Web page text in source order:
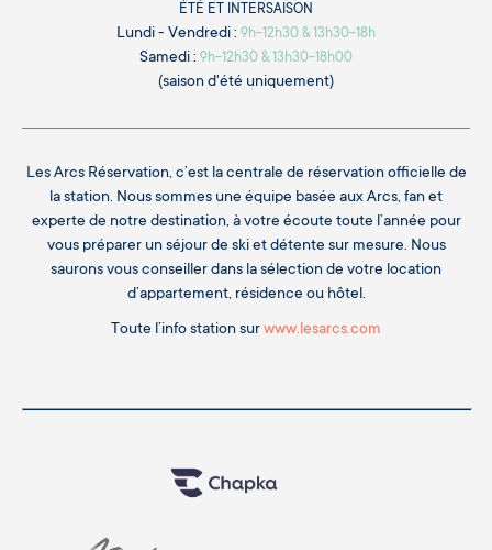
ÉTÉ ET INTERSAISON
Lundi - Vendredi : 9h-12h30 & 13h30-18h
Samedi : 9h-12h30 & 13h30-18h00
(saison d'été uniquement)
Les Arcs Réservation, c’est la centrale de réservation officielle de
la station. Nous sommes une équipe basée aux Arcs, fan et
experte de notre destination, à votre écoute toute l’année pour
vous préparer un séjour de ski et détente sur mesure. Nous
saurons vous conseiller dans la sélection de votre location
d’appartement, résidence ou hôtel.
Toute l’info station surwww.lesarcs.com